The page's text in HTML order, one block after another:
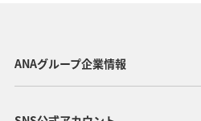
ANAグループ企業情報